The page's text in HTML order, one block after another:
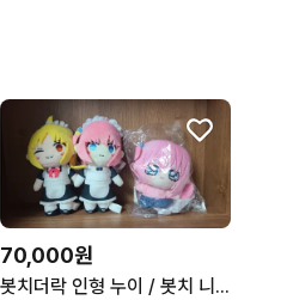
70,000원
봇치더락 인형 누이 / 봇치 니지카 메이드 , 전시회 한정 봇치